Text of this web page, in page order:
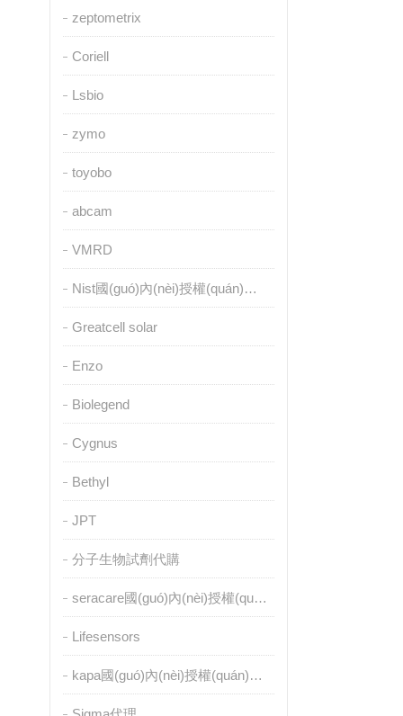
zeptometrix
Coriell
Lsbio
zymo
toyobo
abcam
VMRD
Nist國(guó)內(nèi)授權(quán)代理
Greatcell solar
Enzo
Biolegend
Cygnus
Bethyl
JPT
分子生物試劑代購
seracare國(guó)內(nèi)授權(quán)代理
Lifesensors
kapa國(guó)內(nèi)授權(quán)代理